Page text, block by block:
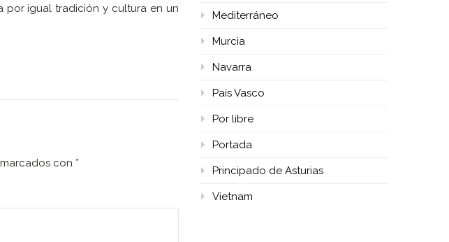
por igual tradición y cultura en un
con *
Mediterráneo
Murcia
Navarra
País Vasco
Por libre
Portada
Principado de Asturias
Vietnam